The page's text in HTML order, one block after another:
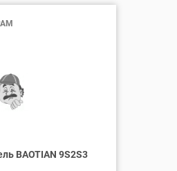
BAOTIAN 9S2S3